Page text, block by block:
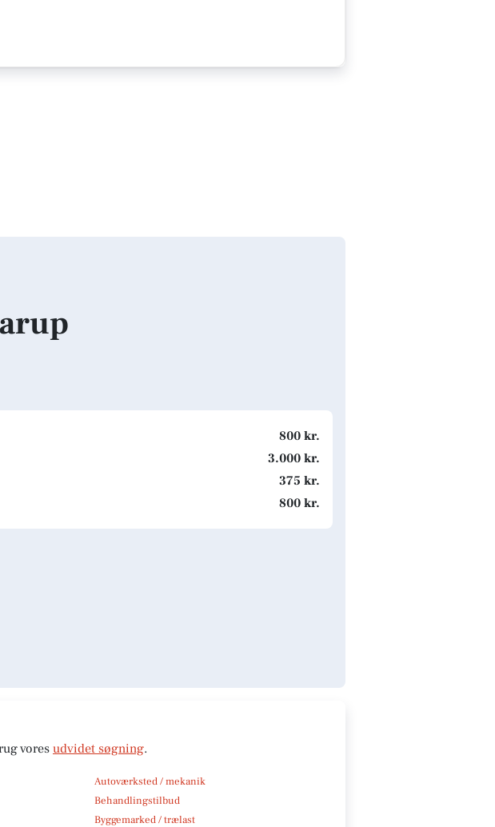
800 kr.
3.000 kr.
375 kr.
800 kr.
vores udvidet søgning.
Autoværksted / mekanik
Behandlingstilbud
Byggemarked / trælast